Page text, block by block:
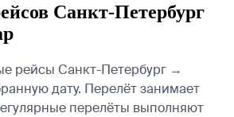
Санкт-Петербург
рейсы Санкт-Петербург →
дату. Перелёт занимает
перелёты выполняют